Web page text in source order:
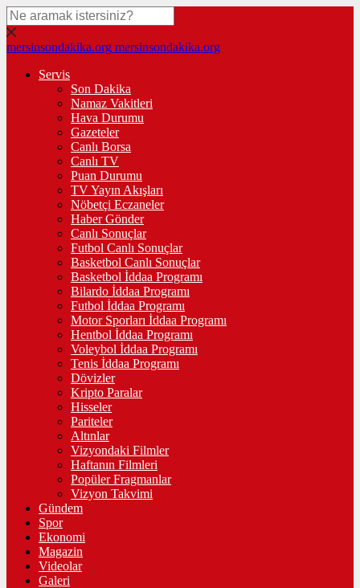
mersinsondakika.org mersinsondakika.org
Servis
Son Dakika
Namaz Vakitleri
Hava Durumu
Gazeteler
Canlı Borsa
Canlı TV
Puan Durumu
TV Yayın Akışları
Nöbetçi Eczaneler
Haber Gönder
Canlı Sonuçlar
Futbol Canlı Sonuçlar
Basketbol Canlı Sonuçlar
Basketbol İddaa Programı
Bilardo İddaa Programı
Futbol İddaa Programı
Motor Sporları İddaa Programı
Hentbol İddaa Programı
Voleybol İddaa Programı
Tenis İddaa Programı
Dövizler
Kripto Paralar
Hisseler
Pariteler
Altınlar
Vizyondaki Filmler
Haftanın Filmleri
Popüler Fragmanlar
Vizyon Takvimi
Gündem
Spor
Ekonomi
Magazin
Videolar
Galeri